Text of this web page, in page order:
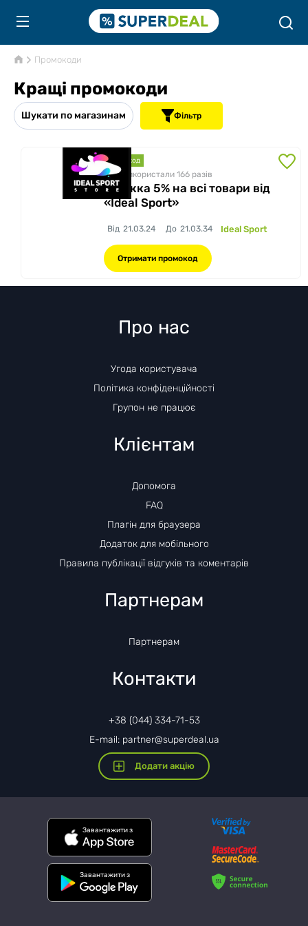
Промокоди
Кращі промокоди
Шукати по магазинам Фільтр
промокод
Вже використали 166 разів
Знижка 5% на всі товари від
«Ideal Sport»
Від 21.03.24 До 21.03.34 Ideal Sport
Отримати промокод
Про нас
Угода користувача
Політика конфіденційності
Групон не працює
Клієнтам
Допомога
FAQ
Плагін для браузера
Додаток для мобільного
Правила публікації відгуків та коментарів
Партнерам
Партнерам
Контакти
+38 (044) 334-71-53
E-mail: partner@superdeal.ua
Додати акцію
Завантажити з
Завантажити з